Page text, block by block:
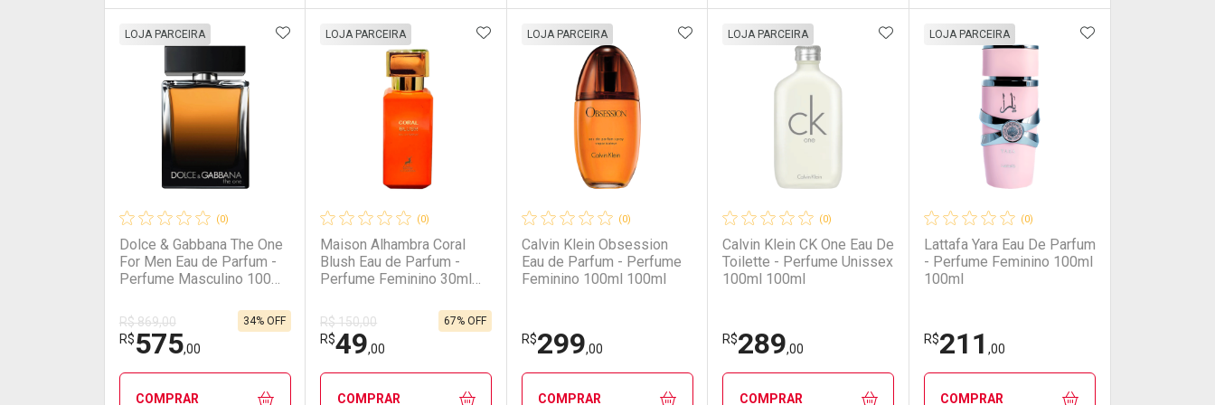
FECHAR
Laboratório
Ativar Desconto
Comprar sem Desconto
FECHAR
Por Menos
Comprar sem Desconto
FECHAR
Laboratório
Ativar Desconto
Comprar sem Desconto
FECHAR
Por Menos
Comprar sem Desconto
FECHAR
Laboratório
Ativar Desconto
Comprar sem Desconto
FECHAR
Por Menos
Comprar sem Desconto
FECHAR
Laboratório
Ativar Desconto
Comprar sem Desconto
FECHAR
Por Menos
Comprar sem Desconto
Laboratório
Ativar Desconto
Comprar sem Desconto
Por Menos
Comprar sem Desconto
(0)
Dolce & Gabbana The One
For Men Eau de Parfum -
Perfume Masculino 100ml
LOJA PARCEIRA
R$ 869,00
R$575,00
34% OFF
ADICIONAR AOS FAVORITOS
COMPRAR
(0)
Maison Alhambra Coral
Blush Eau de Parfum -
Perfume Feminino 30ml
LOJA PARCEIRA
R$ 150,00
R$49,00
67% OFF
ADICIONAR AOS FAVORITOS
COMPRAR
(0)
Calvin Klein Obsession
Eau de Parfum - Perfume
Feminino 100ml 100ml
LOJA PARCEIRA
R$299,00
ADICIONAR AOS FAVORITOS
COMPRAR
(0)
Calvin Klein CK One Eau De
Toilette - Perfume Unissex
100ml 100ml
LOJA PARCEIRA
R$289,00
ADICIONAR AOS FAVORITOS
COMPRAR
(0)
Lattafa Yara Eau De Parfum
- Perfume Feminino 100ml
100ml
LOJA PARCEIRA
R$211 ,00
ADICIONAR AOS
COMPRAR